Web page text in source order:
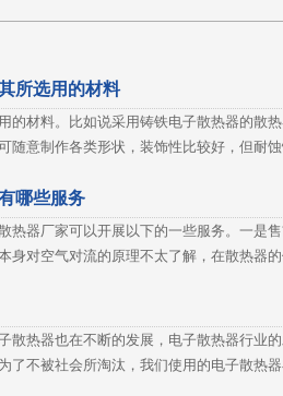
所选用的材料
的材料。比如说采用铸铁电子散热器的散
随意制作各类形状，装饰性比较好，但耐
哪些服务
热器厂家可以开展以下的一些服务。一是
身对空气对流的原理不太了解，在散热器
散热器也在不断的发展，电子散热器行业
了不被社会所淘汰，我们使用的电子散热